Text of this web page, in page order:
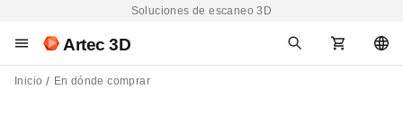
Soluciones de escaneo 3D
Artec 3D
Inicio En dónde comprar